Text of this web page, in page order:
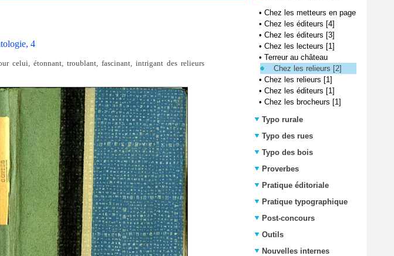
4
celui, étonnant, troublant, fascinant, intrigant des relieurs
• Chez les metteurs en page
• Chez les éditeurs [4]
• Chez les éditeurs [3]
• Chez les lecteurs [1]
• Terreur au château
Chez les relieurs [2]
• Chez les relieurs [1]
• Chez les éditeurs [1]
• Chez les brocheurs [1]
Typo rurale
Typo des rues
Typo des bois
Proverbes
Pratique éditoriale
Pratique typographique
Post-concours
Outils
Nouvelles internes